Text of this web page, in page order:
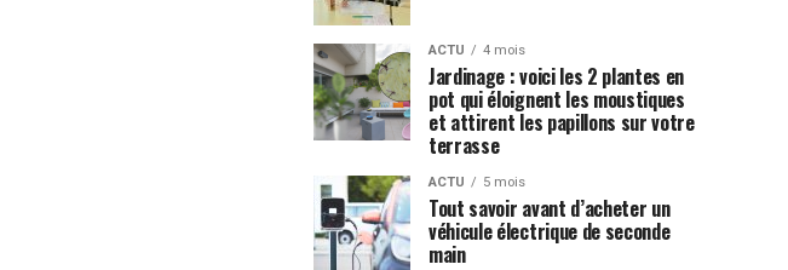
ACTU 4 mois
Jardinage : voici les 2 plantes en
pot qui éloignent les moustiques
et attirent les papillons sur votre
terrasse
ACTU 5 mois
Tout savoir avant d’acheter un
véhicule électrique de seconde
main